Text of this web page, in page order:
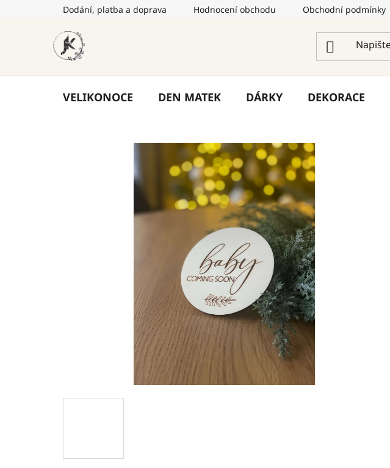
Dodání, platba a doprava Hodnocení obchodu Obchodní podmínky
VELIKONOCE DEN MATEK DÁRKY DEKORACE